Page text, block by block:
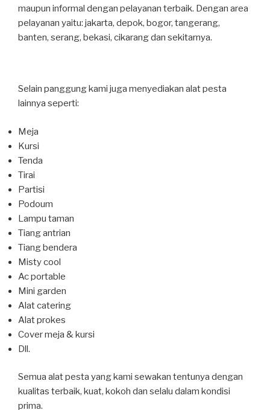
maupun informal dengan pelayanan terbaik. Dengan area
pelayanan yaitu: jakarta, depok, bogor, tangerang,
banten, serang, bekasi, cikarang dan sekitarnya.
Selain panggung kami juga menyediakan alat pesta
lainnya seperti:
Meja
Kursi
Tenda
Tirai
Partisi
Podoum
Lampu taman
Tiang antrian
Tiang bendera
Misty cool
Ac portable
Mini garden
Alat catering
Alat prokes
Cover meja & kursi
Dll.
Semua alat pesta yang kami sewakan tentunya dengan
kualitas terbaik, kuat, kokoh dan selalu dalam kondisi
prima.